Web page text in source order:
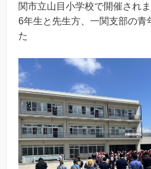
関市立山目小学校で開催され
6年生と先生方、一関支部の青
た